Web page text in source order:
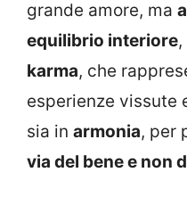
grande amore, ma
equilibrio interiore,
karma, che
esperienze vissute
sia in armonia, per
via del bene e non